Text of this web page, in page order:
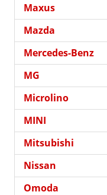
Maxus
Mazda
Mercedes-Benz
MG
Microlino
MINI
Mitsubishi
Nissan
Omoda